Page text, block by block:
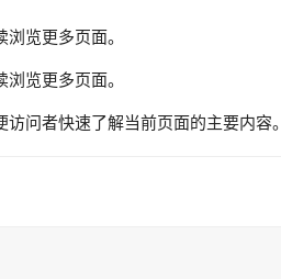
览更多页面。
览更多页面。
问者快速了解当前页面的主要内容。